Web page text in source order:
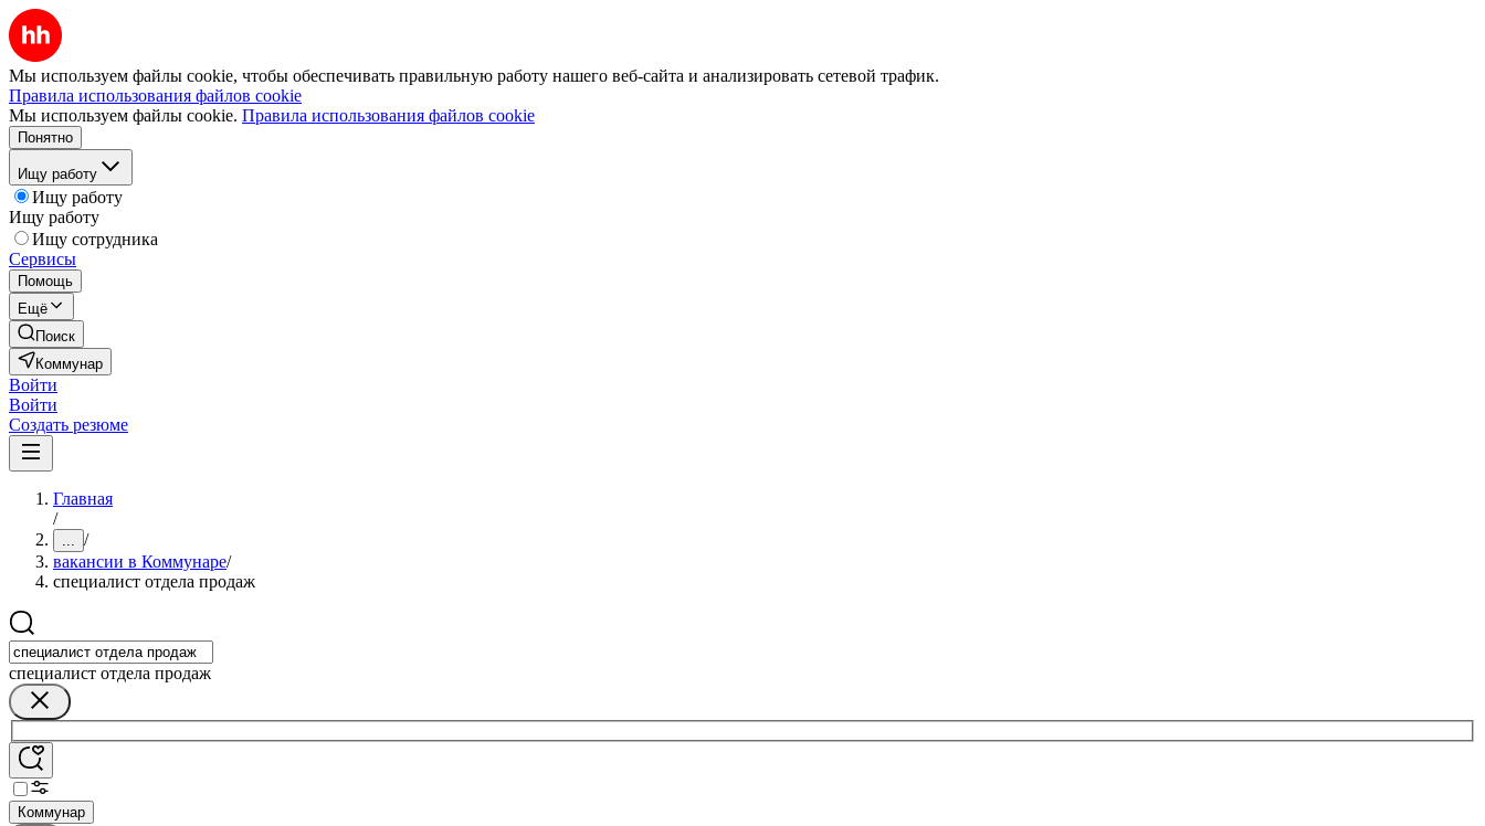
Мы используем файлы cookie, чтобы обеспечивать правильную работу нашего веб-сайта и анализировать сетевой трафик.
Правила использования файлов cookie
Мы используем файлы cookie. Правила использования файлов cookie
Понятно
Ищу работу
Ищу работу
Ищу работу
Ищу сотрудника
Сервисы
Помощь
Ещё
Поиск
Коммунар
Войти
Войти
Создать резюме
Главная
/
... /
вакансии в Коммунаре/
специалист отдела продаж
специалист отдела продаж
Коммунар